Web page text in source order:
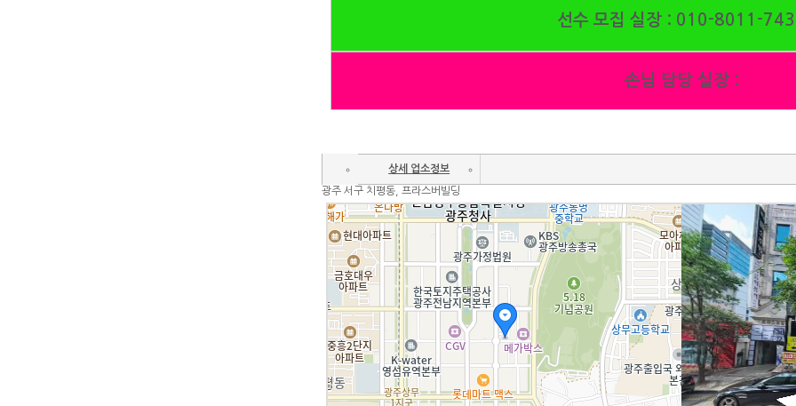
선수 모집 실장 : 010-8011-
손님 담당 실장 :
상세 업소정보
광주 서구 치평동, 프라스버빌딩
시
시